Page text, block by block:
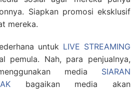
Siapkan promosi eksklusif
mereka.
untuk LIVE STREAMING
pemula. Nah, para penjualnya,
media SIARAN
bagaikan media akan